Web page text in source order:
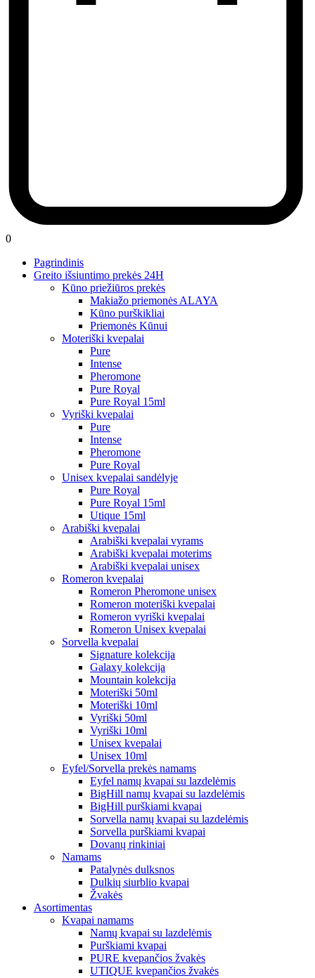
0
Pagrindinis
Greito išsiuntimo prekės 24H
Kūno priežiūros prekės
Makiažo priemonės ALAYA
Kūno purškikliai
Priemonės Kūnui
Moteriški kvepalai
Pure
Intense
Pheromone
Pure Royal
Pure Royal 15ml
Vyriški kvepalai
Pure
Intense
Pheromone
Pure Royal
Unisex kvepalai sandėlyje
Pure Royal
Pure Royal 15ml
Utique 15ml
Arabiški kvepalai
Arabiški kvepalai vyrams
Arabiški kvepalai moterims
Arabiški kvepalai unisex
Romeron kvepalai
Romeron Pheromone unisex
Romeron moteriški kvepalai
Romeron vyriški kvepalai
Romeron Unisex kvepalai
Sorvella kvepalai
Signature kolekcija
Galaxy kolekcija
Mountain kolekcija
Moteriški 50ml
Moteriški 10ml
Vyriški 50ml
Vyriški 10ml
Unisex kvepalai
Unisex 10ml
Eyfel/Sorvella prekės namams
Eyfel namų kvapai su lazdelėmis
BigHill namų kvapai su lazdelėmis
BigHill purškiami kvapai
Sorvella namų kvapai su lazdelėmis
Sorvella purškiami kvapai
Dovanų rinkiniai
Namams
Patalynės dulksnos
Dulkių siurblio kvapai
Žvakės
Asortimentas
Kvapai namams
Namų kvapai su lazdelėmis
Purškiami kvapai
PURE kvepančios žvakės
UTIQUE kvepančios žvakės